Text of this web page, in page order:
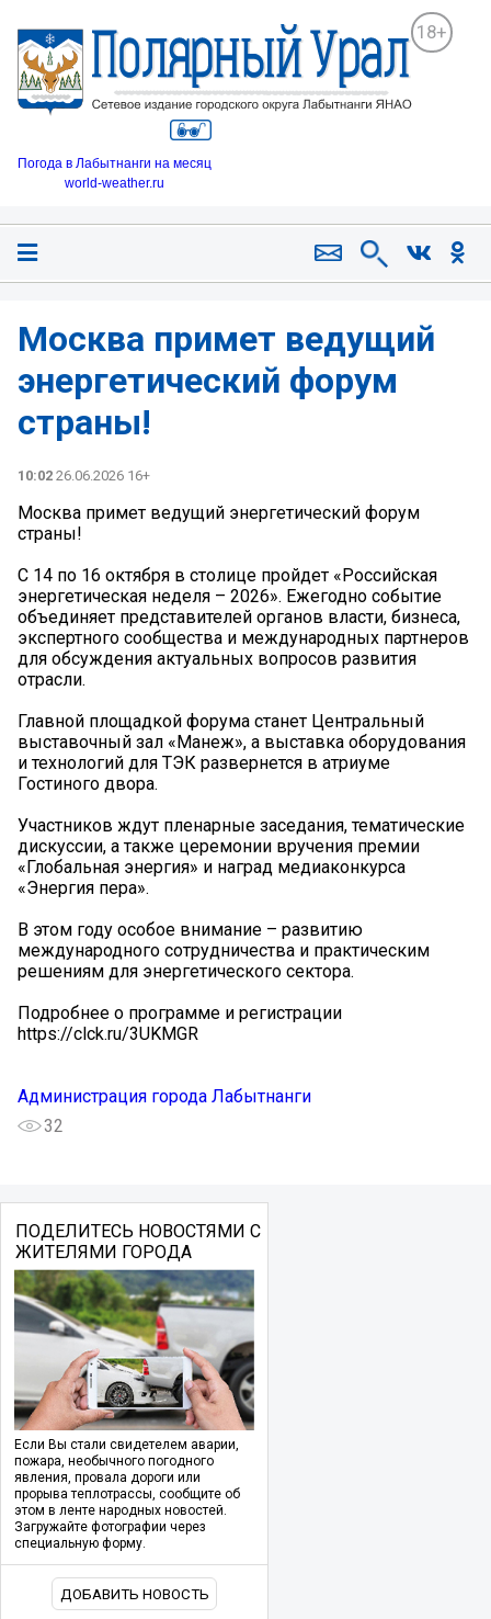
18+
Погода в Лабытнанги на месяц
world-weather.ru
Москва примет ведущий
энергетический форум
страны!
10:02 26.06.2026 16+
Москва примет ведущий энергетический форум
страны!
С 14 по 16 октября в столице пройдет «Российская
энергетическая неделя – 2026». Ежегодно событие
объединяет представителей органов власти, бизнеса,
экспертного сообщества и международных партнеров
для обсуждения актуальных вопросов развития
отрасли.
Главной площадкой форума станет Центральный
выставочный зал «Манеж», а выставка оборудования
и технологий для ТЭК развернется в атриуме
Гостиного двора.
Участников ждут пленарные заседания, тематические
дискуссии, а также церемонии вручения премии
«Глобальная энергия» и наград медиаконкурса
«Энергия пера».
В этом году особое внимание – развитию
международного сотрудничества и практическим
решениям для энергетического сектора.
Подробнее о программе и регистрации ️
https://clck.ru/3UKMGR
Администрация города Лабытнанги
32
ПОДЕЛИТЕСЬ НОВОСТЯМИ С
ЖИТЕЛЯМИ ГОРОДА
Если Вы стали свидетелем аварии,
пожара, необычного погодного
явления, провала дороги или
прорыва теплотрассы, сообщите об
этом в ленте народных новостей.
Загружайте фотографии через
специальную форму.
ДОБАВИТЬ НОВОСТЬ